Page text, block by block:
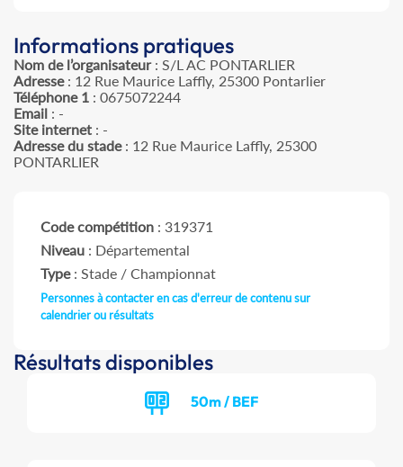
Informations pratiques
Nom de l’organisateur: S/L AC PONTARLIER
Adresse: 12 Rue Maurice Laffly, 25300 Pontarlier
Téléphone 1 : 0675072244
Email : -
Site internet : -
Adresse du stade: 12 Rue Maurice Laffly, 25300
PONTARLIER
Code compétition : 319371
Niveau : Départemental
Type: Stade / Championnat
Personnes à contacter en cas d'erreur de contenu sur
calendrier ou résultats
Résultats disponibles
50m / BEF